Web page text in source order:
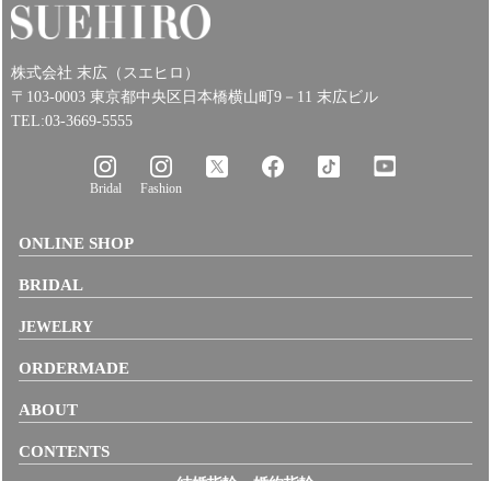
株式会社 末広（スエヒロ）
〒103-0003 東京都中央区日本橋横山町9－11 末広ビル
TEL:03-3669-5555
Bridal Fashion
ONLINE SHOP
BRIDAL
JEWELRY
ORDERMADE
ABOUT
CONTENTS